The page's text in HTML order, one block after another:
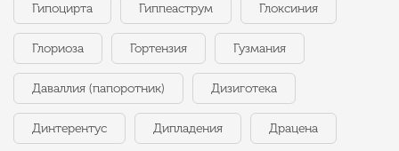
Гипоцирта Гиппеаструм Глоксиния
Глориоза Гортензия Гузмания
Даваллия (папоротник) Дизиготека
Динтерентус Дипладения Драцена